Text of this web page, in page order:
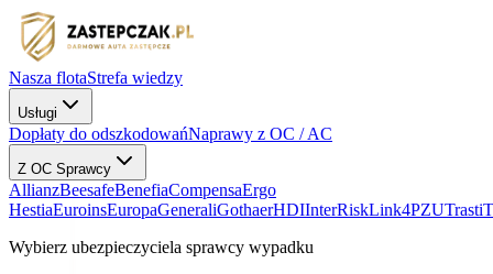
Nasza flotaStrefa wiedzy
Usługi
Dopłaty do odszkodowańNaprawy z OC / AC
Z OC Sprawcy
AllianzBeesafeBenefiaCompensaErgo
HestiaEuroinsEuropaGeneraliGothaerHDIInterRiskLink4PZUTrasti
Wybierz ubezpieczyciela sprawcy wypadku